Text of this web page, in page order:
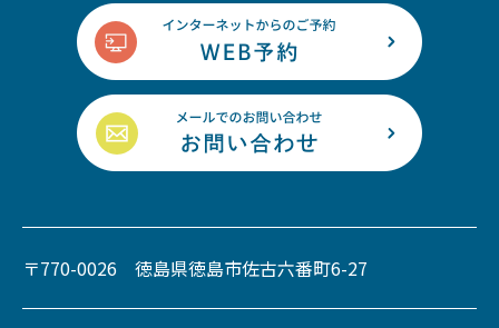
〒770-0026 徳島県徳島市佐古六番町6-27